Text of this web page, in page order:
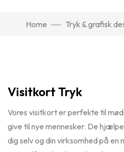
Home Tryk & grafisk
Visitkort Tryk
Vores visitkort er perfekte til
give til nye mennesker. De
dig selv og din virksomhed på